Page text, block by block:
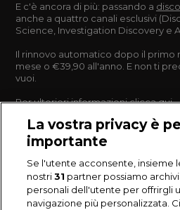
E c'è ancora di più: passando a
anche a quattro canali esclusivi
Science, Investigation Discovery e
Il rinnovo automatico dopo il primo
mese o €39,90 all'anno. E non ti
vuoi.
Per ulteriori informazioni cliccaqui.
La vostra privacy è
importante
Se l'utente acconsente, insieme
nostri31 partner possiamo
personali dell'utente per offrirgli
navigazione più personalizzata.